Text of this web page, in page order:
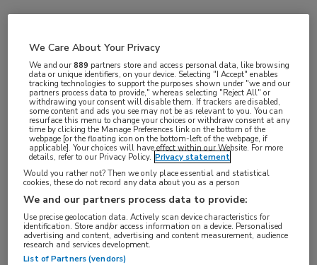
De helft van de patiënten die met chronische
rugpijn en een verdenking op axiale
spondyloartritis bij de reumatoloog kwamen,
kreeg binnen 35 maanden na het begin van de
klachten de diagnose, zo bleek uit nieuwe
resultaten uit de SPACE-studie die werden
gepresenteerd door Mary Lucy Marques van het
Aandachtsgebieden:
Tags:
axSpA,chronische pijn ,rugpijn
We Care About Your Privacy
We and our889 partners store and access personal data, like browsing
data or unique identifiers, on your device. Selecting "I Accept" enables
tracking technologies to support the purposes shown under "we and our
partners process data to provide," whereas selecting "Reject All" or
withdrawing your consent will disable them. If trackers are disabled,
some content and ads you see may not be as relevant to you. You can
resurface this menu to change your choices or withdraw consent at any
time by clicking the Manage Preferences link on the bottom of the
webpage [or the floating icon on the bottom-left of the webpage, if
applicable]. Your choices will have effect within our Website. For more
details, refer to our Privacy Policy. Privacy statement
Would you rather not? Then we only place essential and statistical
cookies, these do not record any data about you as a person
We and our partners process data to provide:
Use precise geolocation data. Actively scan device characteristics for
identification. Store and/or access information on a device. Personalised
advertising and content, advertising and content measurement, audience
research and services development.
List of Partners (vendors)